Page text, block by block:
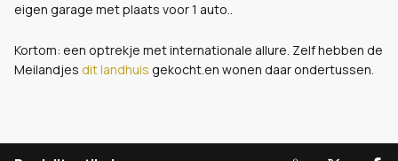
eigen garage met plaats voor 1 auto..
Kortom: een optrekje met internationale allure. Zelf hebben de
Meilandjes dit landhuis gekocht.en wonen daar ondertussen.